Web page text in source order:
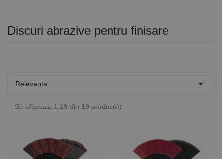
Discuri abrazive pentru finisare
Relevanta 
Se afiseaza 1-19 din 19 produs(e)